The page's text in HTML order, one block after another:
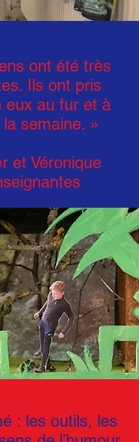
ont été très
Ils ont pris
eux au fur et à
semaine. »
et Véronique
: les outils, les